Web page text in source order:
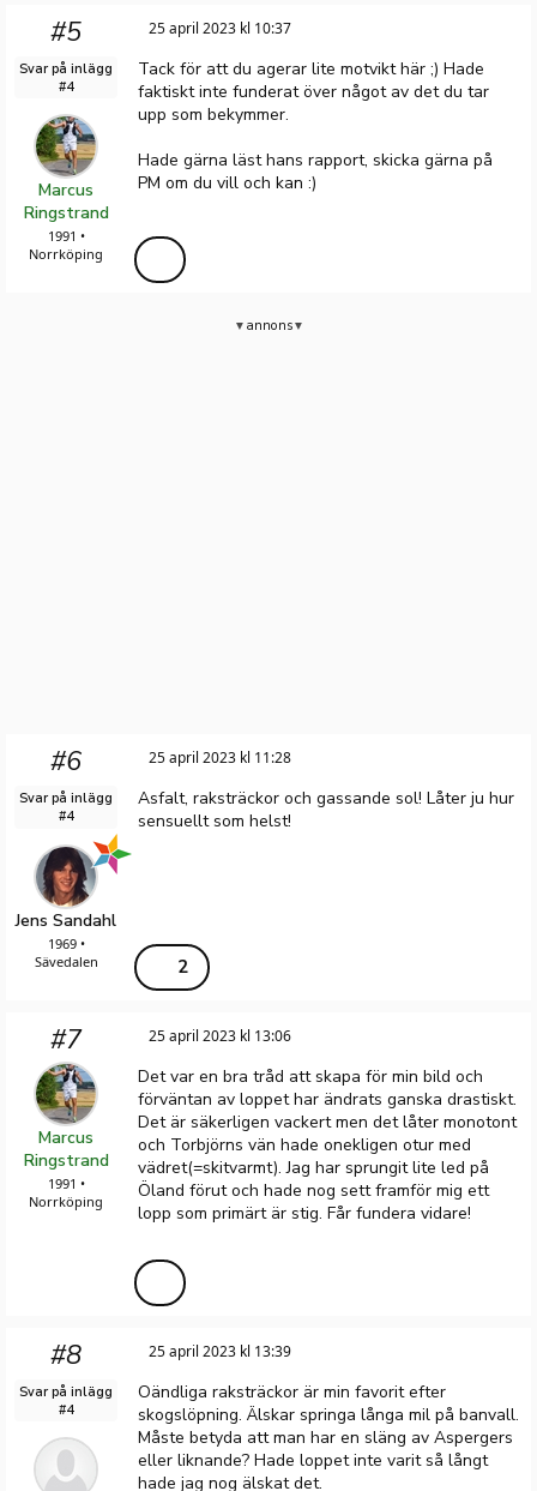
#5
Svar på inlägg
#4
Marcus
Ringstrand
1991 •
Norrköping
25 april 2023 kl 10:37
Tack för att du agerar lite motvikt här ;) Hade
faktiskt inte funderat över något av det du tar
upp som bekymmer.
Hade gärna läst hans rapport, skicka gärna på
PM om du vill och kan :)
annons
#6
Svar på inlägg
#4
Jens Sandahl
1969 •
Sävedalen
25 april 2023 kl 11:28
Asfalt, raksträckor och gassande sol! Låter ju hur
sensuellt som helst!
2
#7
Marcus
Ringstrand
1991 •
Norrköping
25 april 2023 kl 13:06
Det var en bra tråd att skapa för min bild och
förväntan av loppet har ändrats ganska drastiskt.
Det är säkerligen vackert men det låter monotont
och Torbjörns vän hade onekligen otur med
vädret(=skitvarmt). Jag har sprungit lite led på
Öland förut och hade nog sett framför mig ett
lopp som primärt är stig. Får fundera vidare!
#8
Svar på inlägg
#4
25 april 2023 kl 13:39
Oändliga raksträckor är min favorit efter
skogslöpning. Älskar springa långa mil på banvall.
Måste betyda att man har en släng av Aspergers
eller liknande? Hade loppet inte varit så långt
hade jag nog älskat det.